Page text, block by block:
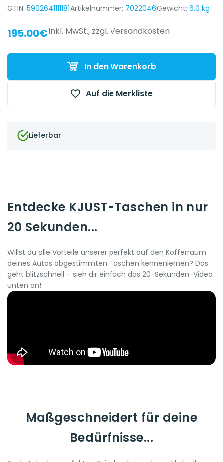
GTIN: 5902641111181Artikelnummer: 7022046Gewicht: 6.0 kg
{{ name }} auf {{ platform }}
195.00€inkl. MwSt., zzgl. Versandkosten
In den Warenkorb
Auf die Merkliste
Lieferbar
Entdecke KJUST-Taschen in nur
20 Sekunden...
Willst du alle Vorteile unserer perfekt auf den Kofferraum
deines Autos abgestimmten Taschen kennenlernen? Das
geht blitzschnell – sieh dir einfach das 20-Sekunden-Video
unten an!
Maßgeschneidert für deine
Bedürfnisse...